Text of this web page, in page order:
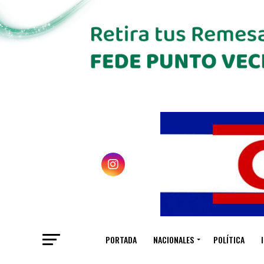
PORTADA NACIONALES POLÍTICA